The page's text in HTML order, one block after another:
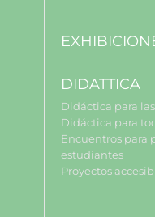
DIDATTICA
Didáctica para
Didáctica para
Encuentros para
estudiantes
Proyectos